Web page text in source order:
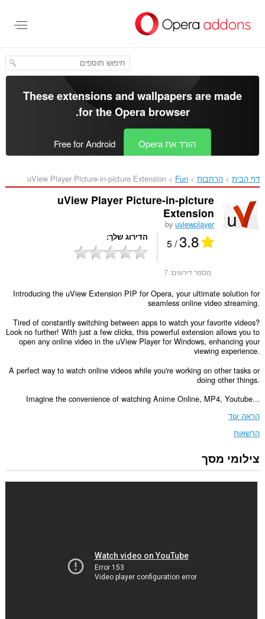
העיקרי
These extensions and wallpapers are made
for theOpera browser
.
הורד את Opera Free for Android
דף הבית הרחבות Fun
uView Player Picture-in-picture Extension‎
uView Player Picture-in-picture
Extension
byuviewplayer
3.8
/ 5 הדירוג שלך
מספר דירוגים: 7
Introducing the uView Extension PIP for Opera, your ultimate solution for
seamless online video streaming.
Tired of constantly switching between apps to watch your favorite videos?
Look no further! With just a few clicks, this powerful extension allows you to
open any online video in the uView Player for Windows, enhancing your
viewing experience.
A perfect way to watch online videos while you're working on other tasks or
doing other things.
Imagine the convenience of watching Anime Online, MP4, Youtube...
הראה עוד
הרשאות
הרחבה
זו
צילומי מסך